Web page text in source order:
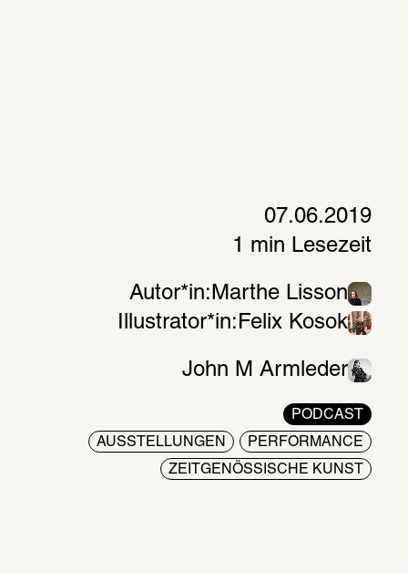
07.06.2019
1 min Lesezeit
Autor*in: Marthe Lisson
Illustrator*in: Felix Kosok
John M Armleder
PODCAST
AUSSTELLUNGEN PERFORMANCE
ZEITGENÖSSISCHE KUNST